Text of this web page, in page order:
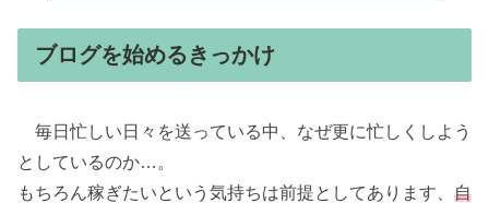
ブログを始めるきっかけ
毎日忙しい日々を送っている中、なぜ更に忙しくしよう
としているのか…。
もちろん稼ぎたいという気持ちは前提としてあります、 自